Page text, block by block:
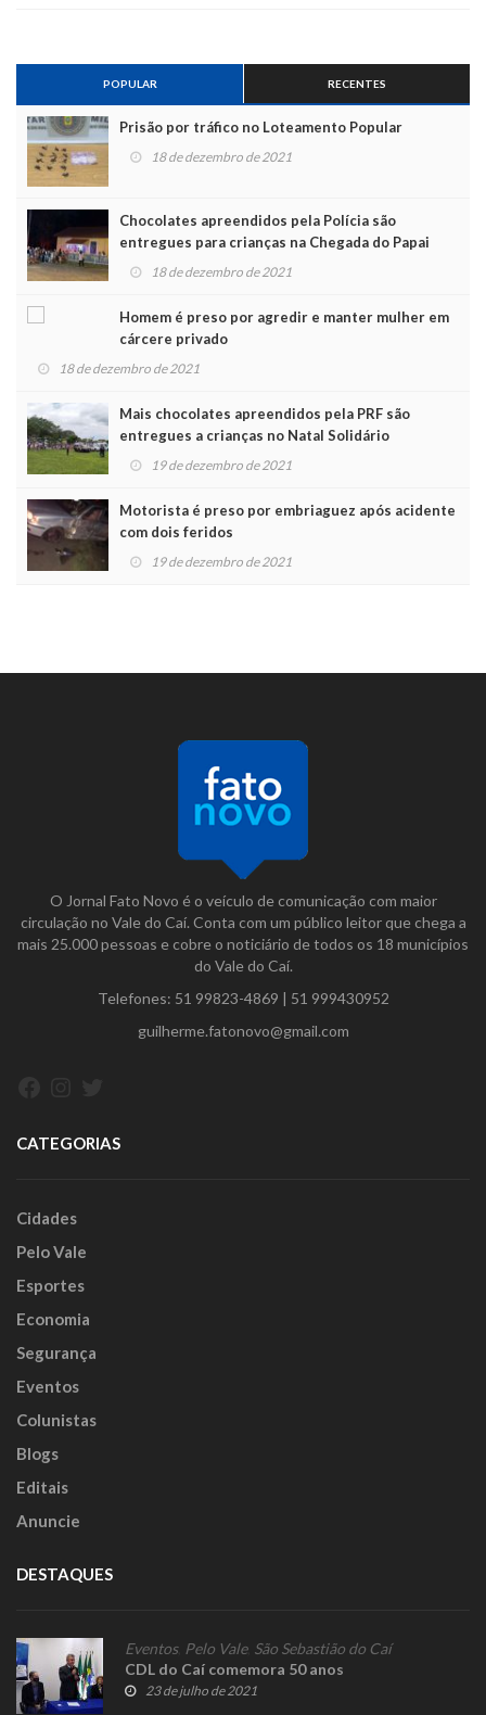
POPULAR RECENTES
Prisão por tráfico no Loteamento Popular
18 de dezembro de 2021
Chocolates apreendidos pela Polícia são
entregues para crianças na Chegada do Papai
Noel 18 de dezembro de 2021
Homem é preso por agredir e manter mulher em
cárcere privado
18 de dezembro de 2021
Mais chocolates apreendidos pela PRF são
entregues a crianças no Natal Solidário
19 de dezembro de 2021
Motorista é preso por embriaguez após acidente
com dois feridos
19 de dezembro de 2021
O Jornal Fato Novo é o veículo de comunicação com maior
circulação no Vale do Caí. Conta com um público leitor que chega a
mais 25.000 pessoas e cobre o noticiário de todos os 18 municípios
do Vale do Caí.
Telefones: 51 99823-4869 | 51 999430952
guilherme.fatonovo@gmail.com
CATEGORIAS
Cidades
Pelo Vale
Esportes
Economia
Segurança
Eventos
Colunistas
Blogs
Editais
Anuncie
DESTAQUES
Eventos, Pelo Vale, São Sebastião do Caí
CDL do Caí comemora 50 anos
23 de julho de 2021